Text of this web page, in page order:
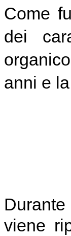
Come
dei
anni e
viene